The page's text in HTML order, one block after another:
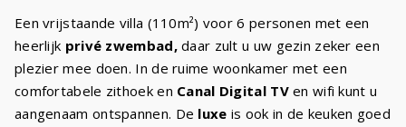
Een vrijstaande villa (110m²) voor 6 personen met een
heerlijk privé zwembad,daar zult u uw gezin zeker een
plezier mee doen. In de ruime woonkamer met een
comfortabele zithoek en Canal Digital TVen wifi kunt u
aangenaam ontspannen. De luxe is ook in de keuken goed